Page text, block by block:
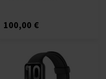
100,00 €